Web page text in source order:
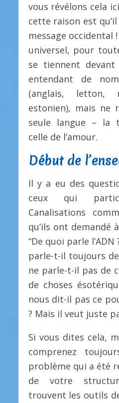
vous révélons cela
cette raison est qu’il
message occidental
universel, pour
se tiennent
entendant de
(anglais, letton,
estonien), mais ne
seule langue – la
celle de l’amour.
Début de
Il y a eu des
ceux qui
Canalisations
qu’ils ont demandé
“De quoi parle
parle-t-il toujours de
ne parle-t-il pas de
de choses
nous dit-il pas ce
? Mais il veut juste
Si vous dites cela,
comprenez
problème qui a été
de votre
trouvent les outils